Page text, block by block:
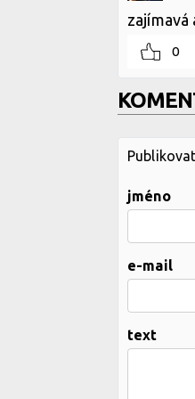
zajímavá
0
jméno
e-mail
text